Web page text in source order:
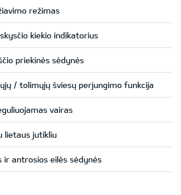
režimas
kiekio indikatorius
priekinės sėdynės
/ tolimųjų šviesų perjungimo funkcija
vairas
lietaus jutikliu
ir antrosios eilės sėdynės